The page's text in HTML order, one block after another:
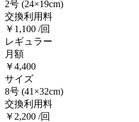
2号 (24×19cm)
交換利用料
￥1,100 /回
レギュラー
月額
￥4,400
サイズ
8号 (41×32cm)
交換利用料
￥2,200 /回